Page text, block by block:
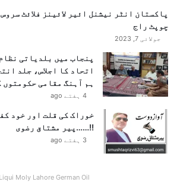
پاکستان انٹر نیشنل ائیر لائینز فلائٹ
چوپٹ راج
جولائی 7, 2023
پنجاب میں بلدیاتی
اتحاد کا اجلاس، جلد
ہم آہنگ مقامی حکومتوں
4 ہفتے ago
خوراک کی قلت اور خود
!!……پیر مشتاق رضوی
3 ہفتے ago
Liqui Moly Lahore German Oil